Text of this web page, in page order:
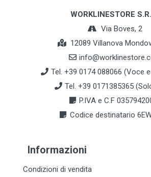
WORKLINESTORE
Via Boves, 2
12089 Villanova
Tel. +39 0174 088066 (Voce
Tel. +39 0171385365
P.IVA e C.F
Codice destinatario
Informazioni
Condizioni di vendita